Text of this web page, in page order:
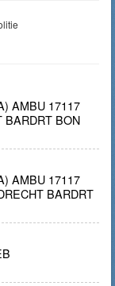
AMBU 17117
BARDRT BON
AMBU 17117
BARDRT